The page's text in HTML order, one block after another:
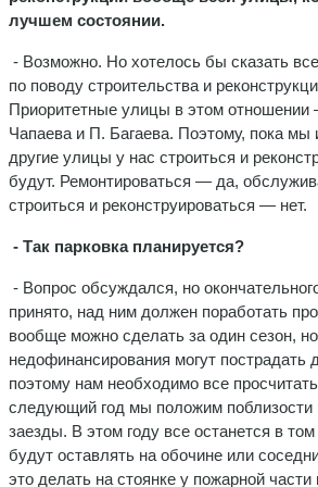
лучшем состоянии.
- Возможно. Но хотелось бы сказать
по поводу строительства и
Приоритетные улицы в этом
Чапаева и П. Багаева. Поэтому, пока мы
другие улицы у нас строиться и
будут. Ремонтироваться — да,
строиться и реконструироваться — нет.
- Так парковка планируется?
- Вопрос обсуждался, но
принято, над ним должен поработать
вообще можно сделать за один сезон,
недофинансирования могут пострадать
поэтому нам необходимо все
следующий год мы положим
заезды. В этом году все останется в
будут оставлять на обочине или
это делать на стоянке у пожарной